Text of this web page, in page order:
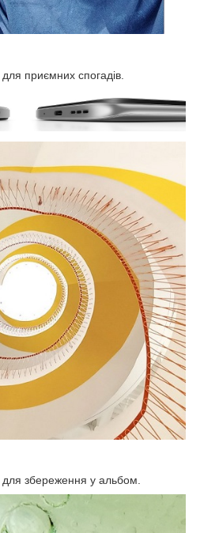
для приємних спогадів.
збереження у альбом.